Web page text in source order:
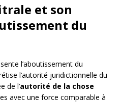
et son
du
l’aboutissement du
l’autorité juridictionnelle du
de l’autorité de la chose
avec une force comparable à